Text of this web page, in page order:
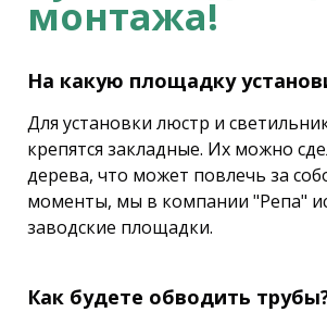
монтажа!
На какую площадку
Для установки люстр и
крепятся закладные. Их можно
дерева, что может повлечь за
моменты, мы в компании "Репа"
заводские площадки.
Как будете обводить